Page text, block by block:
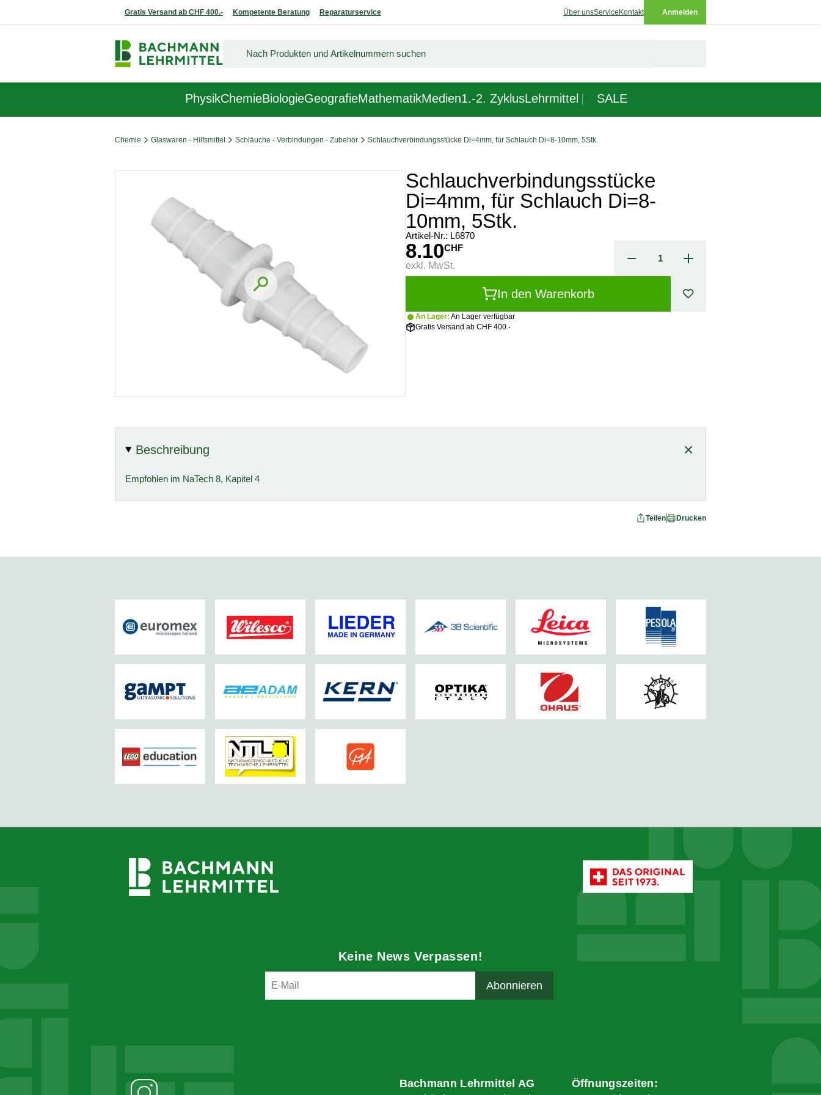
Gratis Versand ab CHF 400.- Kompetente Beratung Reparaturservice Über unsService Kontakt Anmelden
PhysikChemieBiologieGeografieMathematikMedien1.-2. ZyklusLehrmittel SALE
Chemie Glaswaren - Hilfsmittel Schläuche - Verbindungen - Zubehör Schlauchverbindungsstücke Di=4mm, für Schlauch Di=8-10mm, 5Stk.
Schlauchverbindungsstücke
Di=4mm, für Schlauch Di=8-
10mm, 5Stk.
Artikel-Nr.: L6870
8.10CHF
exkl. MwSt.
In den Warenkorb
An Lager: An Lager verfügbar
Gratis Versand ab CHF 400.-
Beschreibung
Empfohlen im NaTech 8, Kapitel 4
Teilen Drucken
Keine News Verpassen!
Bachmann Lehrmittel AG
Öffnungszeiten: